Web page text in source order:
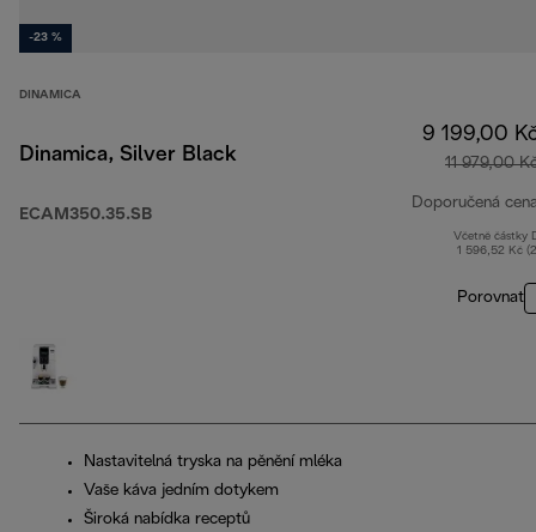
-23 %
DINAMICA
Dinamica, Silver Black
ECAM350.35.SB
9 199,00
11 979,00
Doporučená
Včetně částky
1 596,52 Kč
Porovnat
Nastavitelná tryska na pěnění mléka
Vaše káva jedním dotykem
Široká nabídka receptů